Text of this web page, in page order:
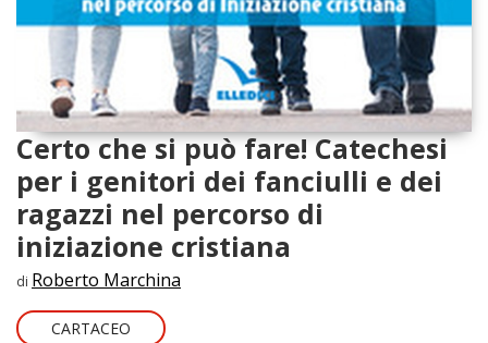
Certo che si può fare! Catechesi
per i genitori dei fanciulli e dei
ragazzi nel percorso di
iniziazione cristiana
di Roberto Marchina
CARTACEO